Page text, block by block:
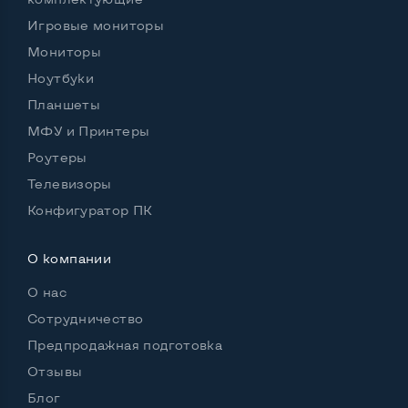
Количество слотов M_2
Возможности видеокарты:
Тип видеокарты
Видеопроцессор ноутбука
nVidia GeForce RTX 4050
Размер видеопамяти, Гб
Удобство пользования:
Материал корпуса
Подсветка клавиатуры Да
Игровые мониторы
Мониторы
Ноутбуки
Планшеты
МФУ и Принтеры
Роутеры
Телевизоры
Конфигуратор ПК
О компании
О нас
Сотрудничество
Предпродажная подготовка
Отзывы
Блог